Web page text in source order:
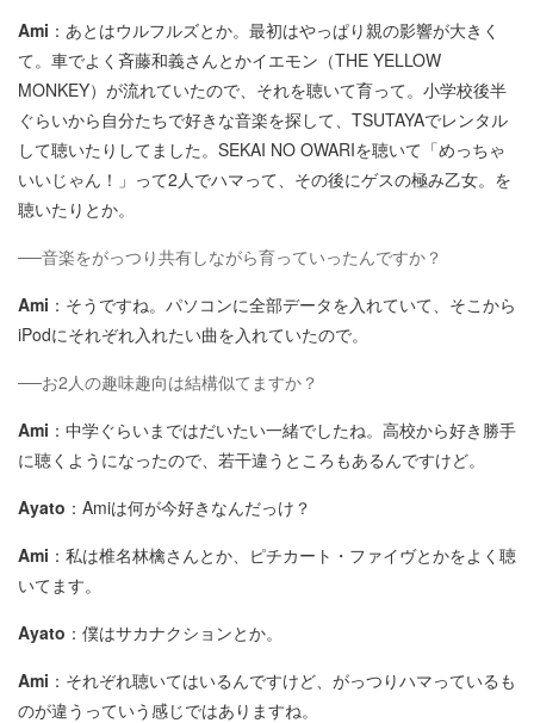
Ami ：あとはウルフルズとか。最初はやっぱり親の影響が大きく
て。車でよく斉藤和義さんとかイエモン（THE YELLOW
MONKEY）が流れていたので、それを聴いて育って。小学校後半
ぐらいから自分たちで好きな音楽を探して、TSUTAYAでレンタル
して聴いたりしてました。SEKAI NO OWARIを聴いて「めっちゃ
いいじゃん！」って2人でハマって、その後にゲスの極み乙女。を
聴いたりとか。
──音楽をがっつり共有しながら育っていったんですか？
Ami ：そうですね。パソコンに全部データを入れていて、そこから
iPodにそれぞれ入れたい曲を入れていたので。
──お2人の趣味趣向は結構似てますか？
Ami ：中学ぐらいまではだいたい一緒でしたね。高校から好き勝手
に聴くようになったので、若干違うところもあるんですけど。
Ayato ：Amiは何が今好きなんだっけ？
Ami ：私は椎名林檎さんとか、ピチカート・ファイヴとかをよく聴
いてます。
Ayato ：僕はサカナクションとか。
Ami ：それぞれ聴いてはいるんですけど、がっつりハマっているも
のが違うっていう感じではありますね。